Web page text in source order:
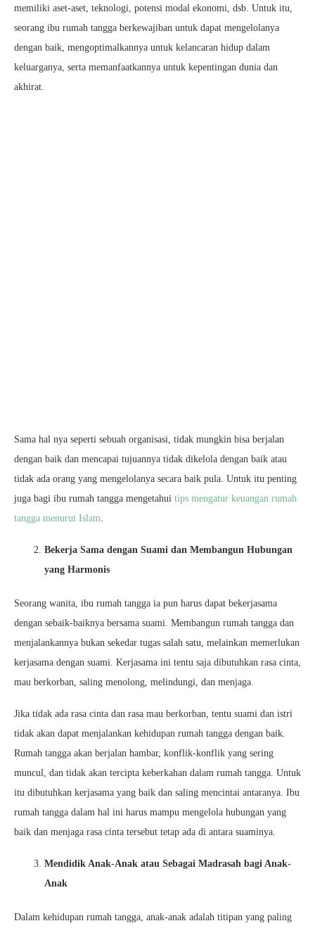
memiliki aset-aset, teknologi, potensi modal ekonomi, dsb. Untuk itu,
seorang ibu rumah tangga berkewajiban untuk dapat mengelolanya
dengan baik, mengoptimalkannya untuk kelancaran hidup dalam
keluarganya, serta memanfaatkannya untuk kepentingan dunia dan
akhirat.
Sama hal nya seperti sebuah organisasi, tidak mungkin bisa berjalan
dengan baik dan mencapai tujuannya tidak dikelola dengan baik atau
tidak ada orang yang mengelolanya secara baik pula. Untuk itu penting
juga bagi ibu rumah tangga mengetahui tips mengatur keuangan rumah
tangga menurut Islam.
Bekerja Sama dengan Suami dan Membangun Hubungan
yang Harmonis
Seorang wanita, ibu rumah tangga ia pun harus dapat bekerjasama
dengan sebaik-baiknya bersama suami. Membangun rumah tangga dan
menjalankannya bukan sekedar tugas salah satu, melainkan memerlukan
kerjasama dengan suami. Kerjasama ini tentu saja dibutuhkan rasa cinta,
mau berkorban, saling menolong, melindungi, dan menjaga.
Jika tidak ada rasa cinta dan rasa mau berkorban, tentu suami dan istri
tidak akan dapat menjalankan kehidupan rumah tangga dengan baik.
Rumah tangga akan berjalan hambar, konflik-konflik yang sering
muncul, dan tidak akan tercipta keberkahan dalam rumah tangga. Untuk
itu dibutuhkan kerjasama yang baik dan saling mencintai antaranya. Ibu
rumah tangga dalam hal ini harus mampu mengelola hubungan yang
baik dan menjaga rasa cinta tersebut tetap ada di antara suaminya.
Mendidik Anak-Anak atau Sebagai Madrasah bagi Anak-
Anak
Dalam kehidupan rumah tangga, anak-anak adalah titipan yang paling